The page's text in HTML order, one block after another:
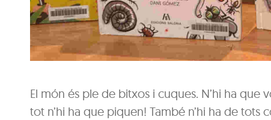
El món és ple de bitxos i cuques. N’hi ha que
tot n’hi ha que piquen! També n’hi ha de